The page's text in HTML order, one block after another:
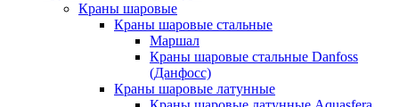
Краны шаровые
Краны шаровые стальные
Маршал
Краны шаровые стальные Danfoss
(Данфосс)
Краны шаровые латунные